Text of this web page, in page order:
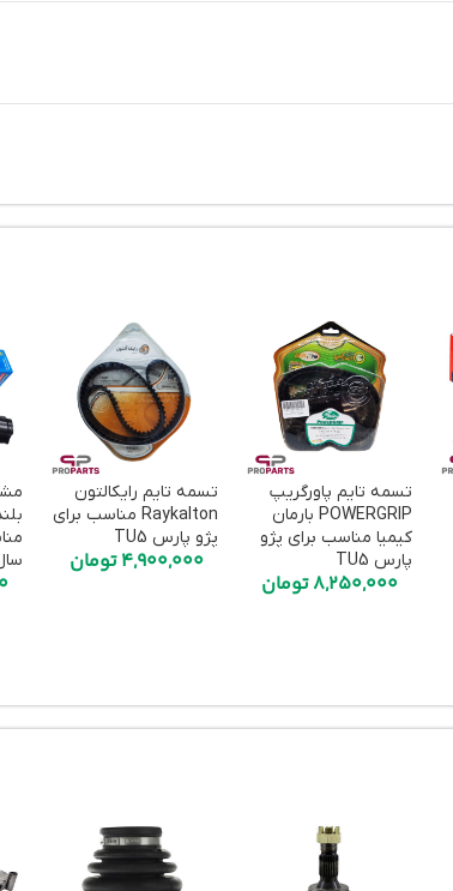
تسمه تایم پاورگریپ
POWERGRIP بارمان
کیمیا مناسب برای پژو
پارس TU5
8,250,000تومان
تسمه تایم رایکالتون
Raykalton مناسب برای
پژو پارس TU5
4,900,000تومان